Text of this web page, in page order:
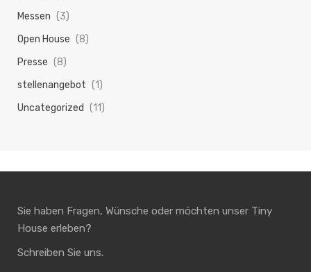
Messen (3)
Open House (8)
Presse (8)
stellenangebot (1)
Uncategorized (11)
Sie haben Fragen, Wünsche oder möchten unser Tiny
House erleben?
Schreiben Sie uns.